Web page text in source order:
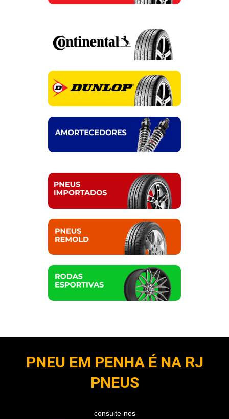
PNEU EM PENHA É NA RJ
PNEUS
consulte-nos